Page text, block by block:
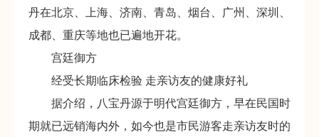
丹在北京、上海、济南、青岛、烟台、广州、深圳、
成都、重庆等地也已遍地开花。
宫廷御方
经受长期临床检验 走亲访友的健康好礼
据介绍，八宝丹源于明代宫廷御方，早在民国时
期就已远销海内外，如今也是市民游客走亲访友时的